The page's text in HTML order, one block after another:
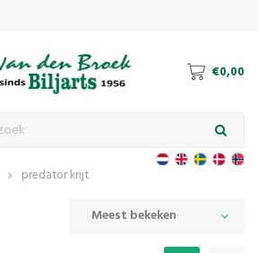
€0,00
predator krijt
Meest bekeken